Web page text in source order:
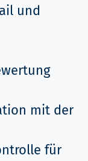
und
mit der
für